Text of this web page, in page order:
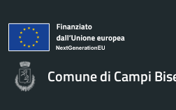
Comune di Campi